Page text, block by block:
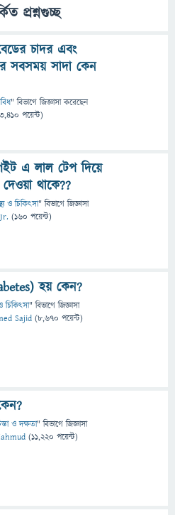
প্রশ্নগুচ্ছ
চাদর এবং
সবসময় সাদা কেন
" বিভাগে জিজ্ঞাসাকরেছেন
পয়েন্ট)
এ লাল টেপ দিয়ে
থাকে??
ও চিকিৎসা" বিভাগে জিজ্ঞাসা
(160 পয়েন্ট)
হয় কেন?
ও চিকিৎসা" বিভাগে জিজ্ঞাসা
Sajid (8,670 পয়েন্ট)
ও দক্ষতা" বিভাগে জিজ্ঞাসা
(11,220 পয়েন্ট)